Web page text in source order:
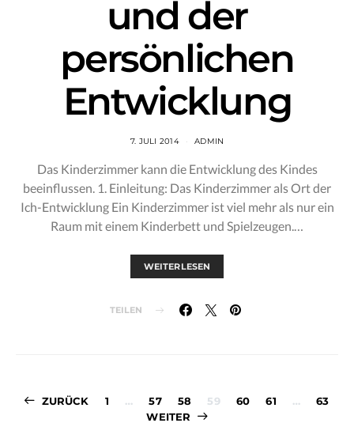
und der
persönlichen
Entwicklung
7. JULI 2014 ADMIN
Das Kinderzimmer kann die Entwicklung des Kindes
beeinflussen. 1. Einleitung: Das Kinderzimmer als Ort der
Ich-Entwicklung Ein Kinderzimmer ist viel mehr als nur ein
Raum mit einem Kinderbett und Spielzeugen.…
WEITERLESEN
TEILEN
ZURÜCK 1 … 57 58 59 60 61 …
63
WEITER